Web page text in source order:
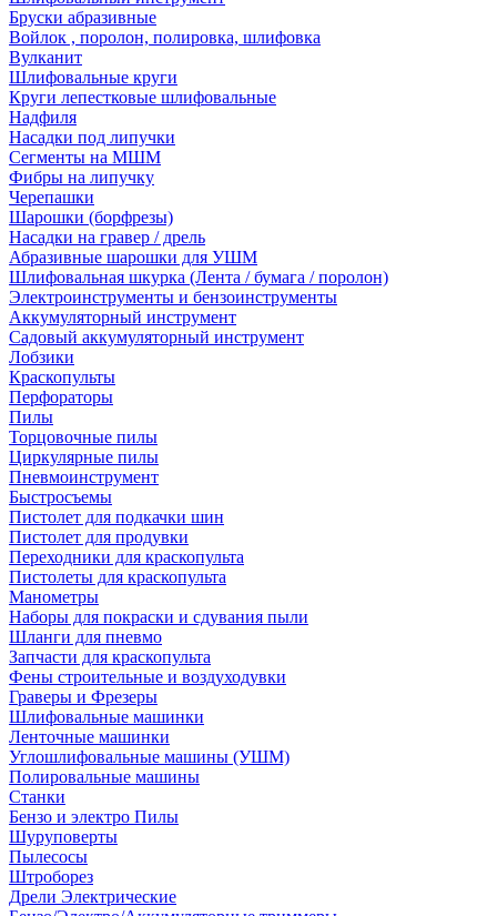
Бруски абразивные
Войлок , поролон, полировка, шлифовка
Вулканит
Шлифовальные круги
Круги лепестковые шлифовальные
Надфиля
Насадки под липучки
Сегменты на МШМ
Фибры на липучку
Черепашки
Шарошки (борфрезы)
Насадки на гравер / дрель
Абразивные шарошки для УШМ
Шлифовальная шкурка (Лента / бумага / поролон)
Электроинструменты и бензоинструменты
Аккумуляторный инструмент
Садовый аккумуляторный инструмент
Лобзики
Краскопульты
Перфораторы
Пилы
Торцовочные пилы
Циркулярные пилы
Пневмоинструмент
Быстросъемы
Пистолет для подкачки шин
Пистолет для продувки
Переходники для краскопульта
Пистолеты для краскопульта
Манометры
Наборы для покраски и сдувания пыли
Шланги для пневмо
Запчасти для краскопульта
Фены строительные и воздуходувки
Граверы и Фрезеры
Шлифовальные машинки
Ленточные машинки
Углошлифовальные машины (УШМ)
Полировальные машины
Станки
Бензо и электро Пилы
Шуруповерты
Пылесосы
Штроборез
Дрели Электрические